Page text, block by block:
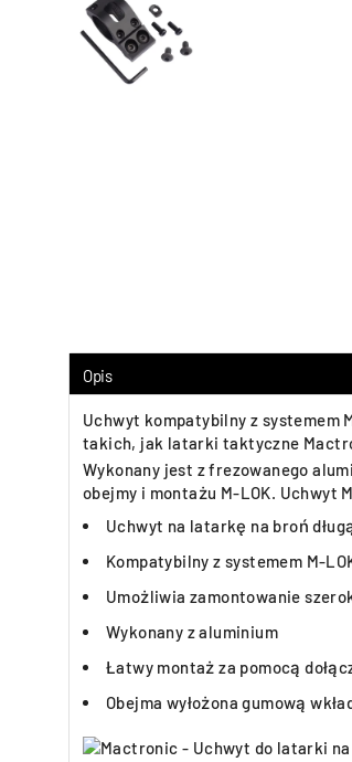
Opis
Uchwyt kompatybilny z systemem
takich, jak latarki taktyczne
Wykonany jest z frezowanego
obejmy i montażu M-LOK. Uchwyt
Uchwyt na latarkę na broń
Kompatybilny z systemem M-
Umożliwia zamontowanie
Wykonany z aluminium
Łatwy montaż za pomocą
Obejma wyłożona gumową